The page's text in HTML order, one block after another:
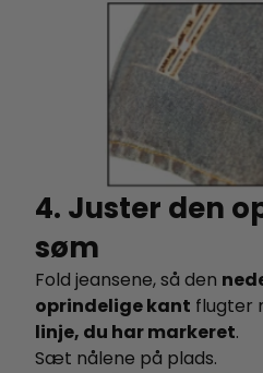
4. Juster den
søm
Fold jeansene, så den
oprindelige kant flugter
linje, du har markeret.
Sæt nålene på plads.